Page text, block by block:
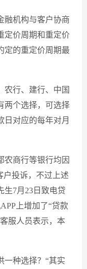
融机构与客户协商
定价周期和重定价
定的重定价周期最
农行、建行、中国
两个选择，可选择
日对应的每年对月
农商行等银行均因
户投诉，不过上述
生7月23日致电贷
上增加了“贷款
服人员表示，本
一种选择？“其实